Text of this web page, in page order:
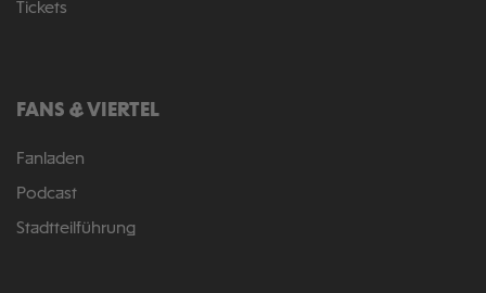
Tickets
FANS & VIERTEL
Fanladen
Podcast
Stadtteilführung